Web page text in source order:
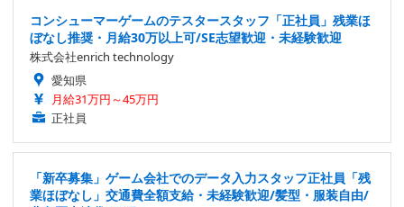
コンシューマーゲームのテスタースタッフ「正社員」残業ほ
ぼなし推奨・月給30万以上可/SE志望歓迎・未経験歓迎
株式会社enrich technology
愛知県
月給31万円～45万円
正社員
「新卒募集」ゲーム会社でのデータ入力スタッフ正社員「残
業ほぼなし」交通費全額支給・未経験歓迎/髪型・服装自由/